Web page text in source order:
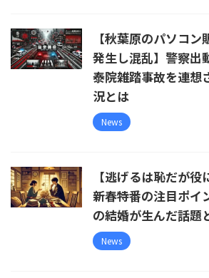
【秋葉原のパソコ
発生し混乱】警察出
泰院雑踏事故を連想
況とは
News
【逃げるは恥だが
新春特番の注目ポイ
の結婚が生んだ話題
News